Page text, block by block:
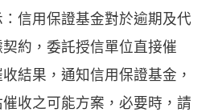
用保證基金對於逾期及代
約，委託授信單位直接催
結果，通知信用保證基金，
收之可能方案，必要時，請